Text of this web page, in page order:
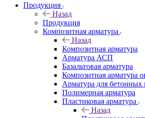
Продукция
Назад
Продукция
Композитная арматура
Назад
Композитная арматура
Арматура АСП
Базальтовая арматура
Композитная арматура
Арматура для бетонных
Полимерная арматура
Пластиковая арматура
Назад